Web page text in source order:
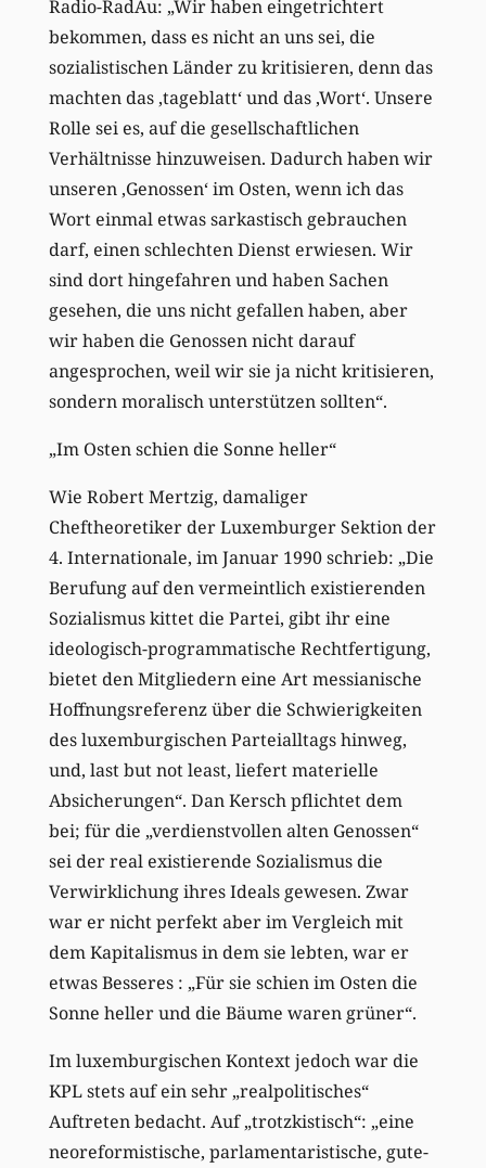
Radio-RadAu: „Wir haben eingetrichtert
bekommen, dass es nicht an uns sei, die
sozialistischen Länder zu kritisieren, denn das
machten das ‚tageblatt‘ und das ‚Wort‘. Unsere
Rolle sei es, auf die gesellschaftlichen
Verhältnisse hinzuweisen. Dadurch haben wir
unseren ‚Genossen‘ im Osten, wenn ich das
Wort einmal etwas sarkastisch gebrauchen
darf, einen schlechten Dienst erwiesen. Wir
sind dort hingefahren und haben Sachen
gesehen, die uns nicht gefallen haben, aber
wir haben die Genossen nicht darauf
angesprochen, weil wir sie ja nicht kritisieren,
sondern moralisch unterstützen sollten“.
„Im Osten schien die Sonne heller“
Wie Robert Mertzig, damaliger
Cheftheoretiker der Luxemburger Sektion der
4. Internationale, im Januar 1990 schrieb: „Die
Berufung auf den vermeintlich existierenden
Sozialismus kittet die Partei, gibt ihr eine
ideologisch-programmatische Rechtfertigung,
bietet den Mitgliedern eine Art messianische
Hoffnungsreferenz über die Schwierigkeiten
des luxemburgischen Parteialltags hinweg,
und, last but not least, liefert materielle
Absicherungen“. Dan Kersch pflichtet dem
bei; für die „verdienstvollen alten Genossen“
sei der real existierende Sozialismus die
Verwirklichung ihres Ideals gewesen. Zwar
war er nicht perfekt aber im Vergleich mit
dem Kapitalismus in dem sie lebten, war er
etwas Besseres : „Für sie schien im Osten die
Sonne heller und die Bäume waren grüner“.
Im luxemburgischen Kontext jedoch war die
KPL stets auf ein sehr „realpolitisches“
Auftreten bedacht. Auf „trotzkistisch“: „eine
neoreformistische, parlamentaristische, gute-